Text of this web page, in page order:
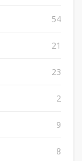
54
21
23
2
9
8